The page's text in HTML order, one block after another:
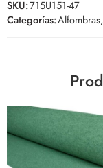
SKU:715U151-47
Categorías:Alfombras,